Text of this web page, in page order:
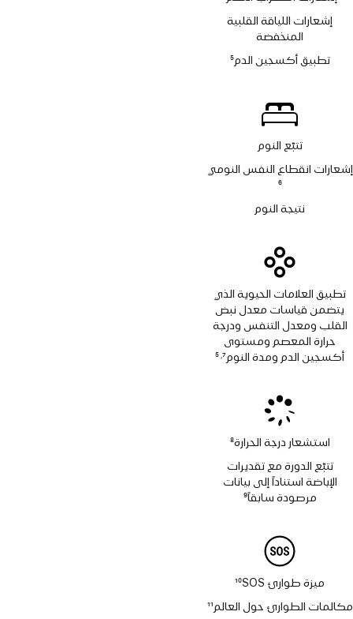
إشعارات اللياقة القلبية
المنخفضة
تطبيق أكسجين الدم5
تتبّع النوم
إشعارات انقطاع النفس النومي
6
نتيجة النوم
تطبيق العلامات الحيوية الذي
يتضمن قياسات معدل نبض
القلب ومعدل التنفس ودرجة
حرارة المعصم ومستوى
أكسجين الدم ومدة النوم7
5
استشعار درجة الحرارة8
تتبّع الدورة مع تقديرات
الإباضة استناداً إلى بيانات
مرصودة سابقاً9
ميزة طوارئ SOS‏
10
مكالمات الطوارئ حول العالم11